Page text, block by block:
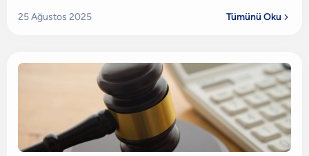
25 Ağustos 2025 Tümünü Oku 